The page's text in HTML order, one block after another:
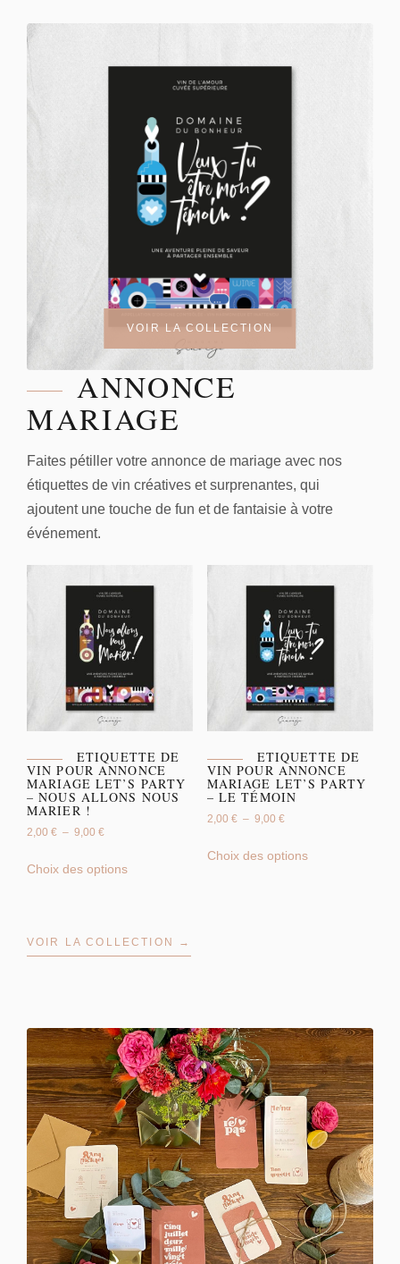
VOIR LA COLLECTION
ANNONCE
MARIAGE
Faites pétiller votre annonce de mariage avec nos
étiquettes de vin créatives et surprenantes, qui
ajoutent une touche de fun et de fantaisie à votre
événement.
ETIQUETTE DE
VIN POUR ANNONCE
MARIAGE LET’S PARTY
– NOUS ALLONS NOUS
MARIER !
2,00 € – 9,00 €
Choix des options
ETIQUETTE DE
VIN POUR ANNONCE
MARIAGE LET’S PARTY
– LE TÉMOIN
2,00 € – 9,00 €
Choix des options
VOIR LA COLLECTION →